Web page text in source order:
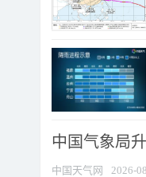
中国气象局
中国天气网 2026-